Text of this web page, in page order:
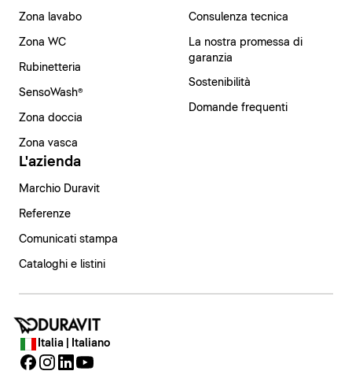
Zona lavabo
Zona WC
Rubinetteria
SensoWash®
Zona doccia
Zona vasca
Consulenza tecnica
La nostra promessa di
garanzia
Sostenibilità
Domande frequenti
L'azienda
Marchio Duravit
Referenze
Comunicati stampa
Cataloghi e listini
Italia | Italiano